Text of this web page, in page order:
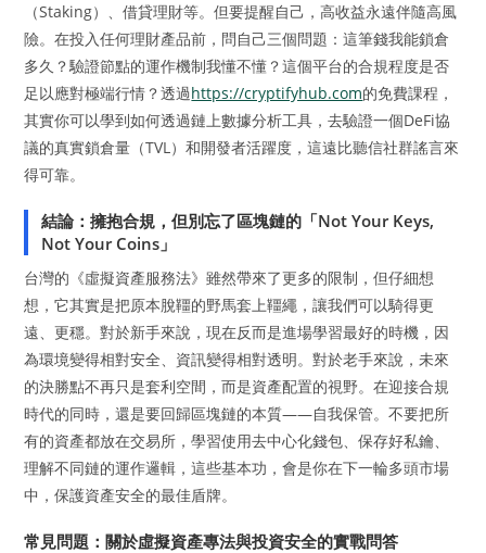
（Staking）、借貸理財等。但要提醒自己，高收益永遠伴隨高風
險。在投入任何理財產品前，問自己三個問題：這筆錢我能鎖倉
多久？驗證節點的運作機制我懂不懂？這個平台的合規程度是否
足以應對極端行情？透過https://cryptifyhub.com的免費課程，
其實你可以學到如何透過鏈上數據分析工具，去驗證一個DeFi協
議的真實鎖倉量（TVL）和開發者活躍度，這遠比聽信社群謠言來
得可靠。
結論：擁抱合規，但別忘了區塊鏈的「Not Your Keys,
Not Your Coins」
台灣的《虛擬資產服務法》雖然帶來了更多的限制，但仔細想
想，它其實是把原本脫韁的野馬套上韁繩，讓我們可以騎得更
遠、更穩。對於新手來說，現在反而是進場學習最好的時機，因
為環境變得相對安全、資訊變得相對透明。對於老手來說，未來
的決勝點不再只是套利空間，而是資產配置的視野。在迎接合規
時代的同時，還是要回歸區塊鏈的本質——自我保管。不要把所
有的資產都放在交易所，學習使用去中心化錢包、保存好私鑰、
理解不同鏈的運作邏輯，這些基本功，會是你在下一輪多頭市場
中，保護資產安全的最佳盾牌。
常見問題：關於虛擬資產專法與投資安全的實戰問答